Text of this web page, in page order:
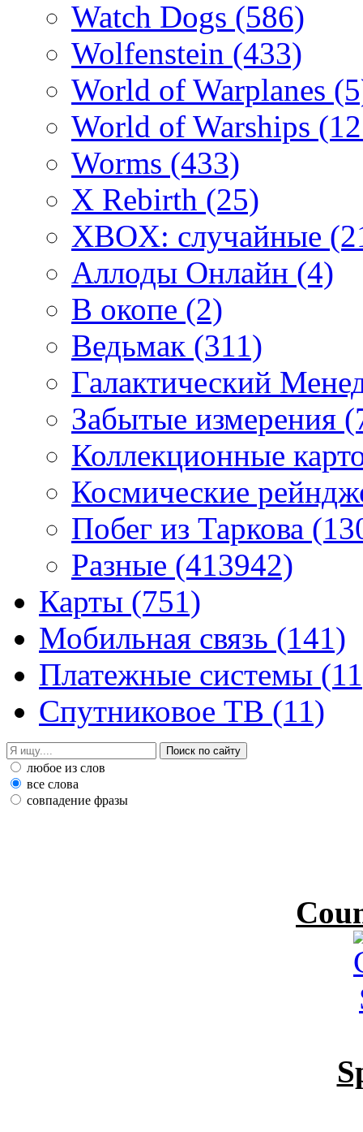
Watch Dogs (586)
Wolfenstein (433)
World of Warplanes
World of Warships
Worms (433)
X Rebirth (25)
XBOX: случайные
Аллоды Онлайн (4)
В окопе (2)
Ведьмак (311)
Галактический
Забытые измерения
Коллекционные
Космические
Побег из Таркова
Разные (413942)
Карты (751)
Мобильная связь (141)
Платежные системы
Спутниковое ТВ (11)
любое из слов
все слова
совпадение фразы